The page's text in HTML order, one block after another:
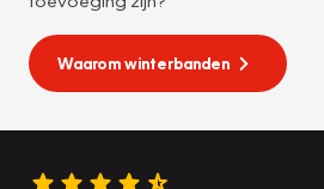
Waarom winterbanden